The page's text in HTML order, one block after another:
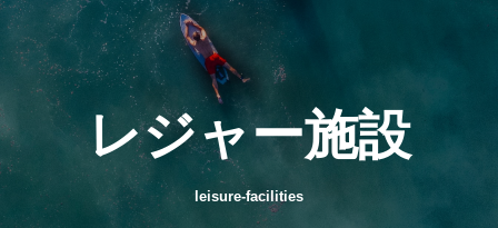
レジャー施設
leisure-facilities